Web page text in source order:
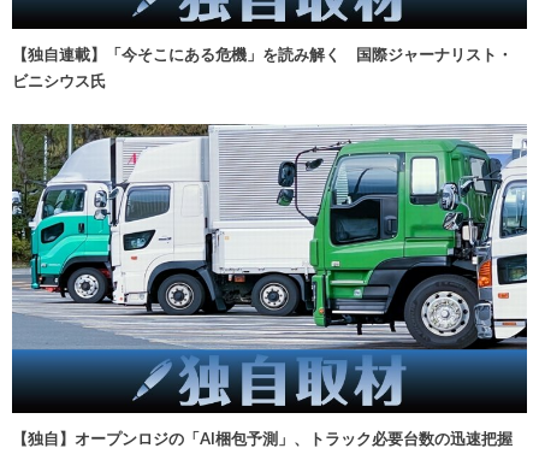
【独自連載】「今そこにある危機」を読み解く 国際ジャーナリスト・
ビニシウス氏
【独自】オープンロジの「AI梱包予測」、トラック必要台数の迅速把握